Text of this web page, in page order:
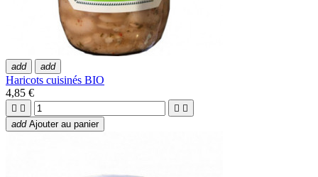
add add
Haricots cuisinés BIO
4,85 €
   
add Ajouter au panier